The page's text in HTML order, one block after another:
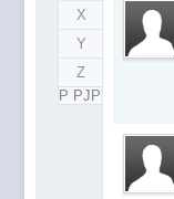
X
Y
Z
Р РЈРЎ